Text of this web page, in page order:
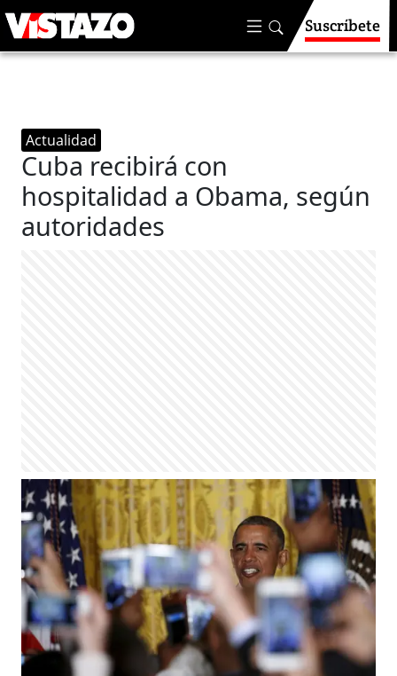
Suscríbete
Actualidad
Cuba recibirá con
hospitalidad a Obama, según
autoridades